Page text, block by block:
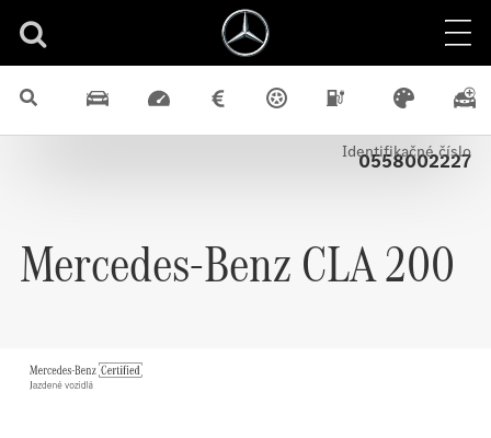
Predvádzacie vozidlá Certified CLA Predný
Benzín
0558002227
Identifikačné číslo
Mercedes-BenzCLA 200